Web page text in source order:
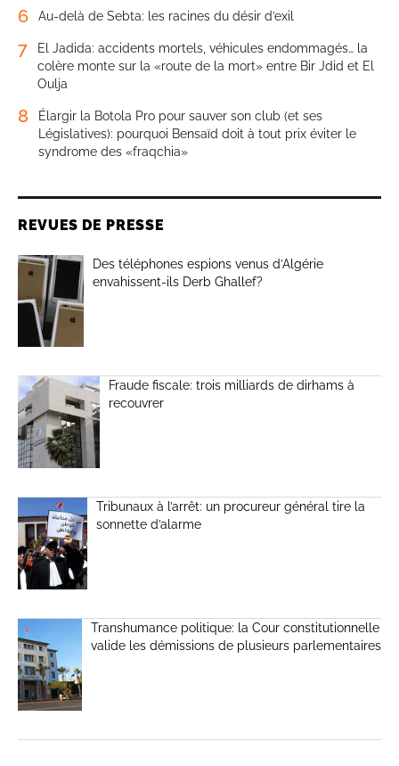
6 Au-delà de Sebta: les racines du désir d’exil
7
El Jadida: accidents mortels, véhicules endommagés… la
colère monte sur la «route de la mort» entre Bir Jdid et El
Oulja
8
Élargir la Botola Pro pour sauver son club (et ses
Législatives): pourquoi Bensaïd doit à tout prix éviter le
syndrome des «fraqchia»
REVUES DE PRESSE
Des téléphones espions venus d’Algérie
envahissent-ils Derb Ghallef?
Fraude fiscale: trois milliards de dirhams à
recouvrer
Tribunaux à l’arrêt: un procureur général tire la
sonnette d’alarme
Transhumance politique: la Cour constitutionnelle
valide les démissions de plusieurs parlementaires